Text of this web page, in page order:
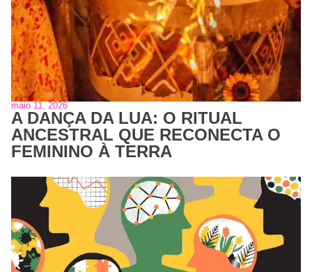
maio 11, 2026
A DANÇA DA LUA: O RITUAL
ANCESTRAL QUE RECONECTA O
FEMININO À TERRA